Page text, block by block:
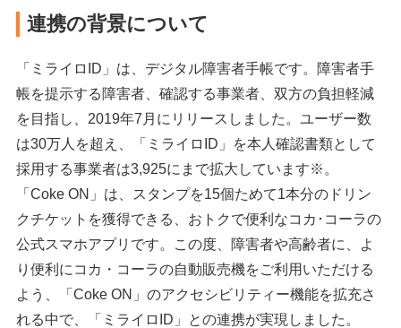
連携の背景について
「ミライロID」は、デジタル障害者手帳です。障害者手
帳を提示する障害者、確認する事業者、双方の負担軽減
を目指し、2019年7月にリリースしました。ユーザー数
は30万人を超え、「ミライロID」を本人確認書類として
採用する事業者は3,925にまで拡大しています※。
「Coke ON」は、スタンプを15個ためて1本分のドリン
クチケットを獲得できる、おトクで便利なコカ･コーラの
公式スマホアプリです。この度、障害者や高齢者に、よ
り便利にコカ・コーラの自動販売機をご利用いただける
よう、「Coke ON」のアクセシビリティー機能を拡充さ
れる中で、「ミライロID」との連携が実現しました。